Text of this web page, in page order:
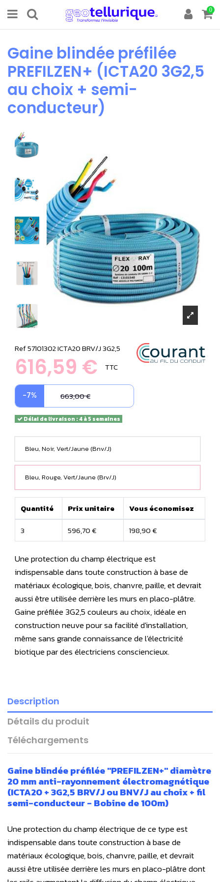
0
Gaine blindée préfilée
PREFILZEN+ (ICTA20 3G2,5
au choix + semi-
conducteur)
Ref57101302 ICTA20 BRV/J 3G2,5
616,59 € TTC
-7% 663,00 €
Délai de livraison : 4 à 5 semaines
Bleu, Noir, Vert/Jaune (Bnv/J)
Bleu, Rouge, Vert/Jaune (Brv/J)
Quantité Prix unitaire
Vous économisez
3
596,70 € 198,90 €
Une protection du champ électrique est
indispensable dans toute construction à base de
matériaux écologique, bois, chanvre, paille, et devrait
aussi être utilisée derrière les murs en placo-plâtre.
Gaine préfilée 3G2,5 couleurs au choix, idéale en
construction neuve pour sa facilité d'installation,
même sans grande connaissance de l'électricité
biotique par des électriciens consciencieux.
Description
Détails du produit
Téléchargements
Gaine blindée préfilée "PREFILZEN+" diamètre
20 mm anti-rayonnement électromagnétique
(ICTA20 + 3G2,5 BRV/J ou BNV/J au choix + fil
semi-conducteur - Bobine de 100m)
Une protection du champ électrique de ce type est
indispensable dans toute construction à base de
matériaux écologique, bois, chanvre, paille, et devrait
aussi être utilisée derrière les murs en placo-plâtre dont